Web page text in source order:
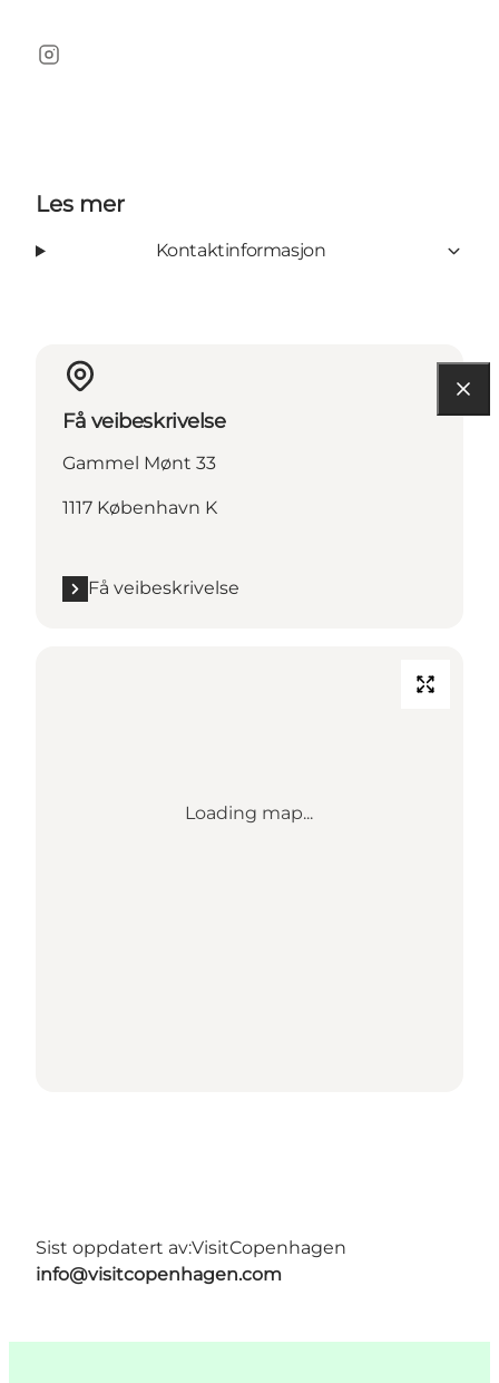
Instagram
Les mer
Kontaktinformasjon
Få veibeskrivelse
Gammel Mønt 33
1117 København K
Få veibeskrivelse
Loading map...
Sist oppdatert av:VisitCopenhagen
info@visitcopenhagen.com